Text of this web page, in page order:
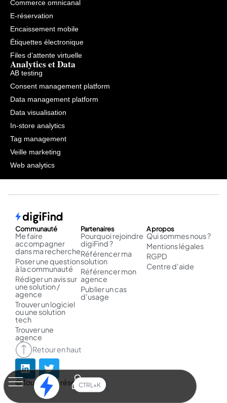
CTRL+K
Commerce omnicanal
E-réservation
Encaissement mobile
Étiquettes électronique
Files d’attente virtuelle
Analytics et Data
AB testing
Consent management platform
Data management platform
Data visualisation
In-store analytics
Tag management
Veille marketing
Web analytics
Communauté
Me faire
accompagner
dans ma recherche
Poser une question
à la communauté
Rédiger un avis sur
une solution /
agence
Trouver un logiciel
ou une solution
tech
Trouver une
agence
Partenaires
Pourquoi rejoindre
digiFind ?
Référencer ma
solution
Référencer mon
agence
Publier un cas
d'usage
A propos
Qui sommes nous ?
Mentions légales
RGPD
Centre d'aide
Retour en haut
© Tous droits réservés.